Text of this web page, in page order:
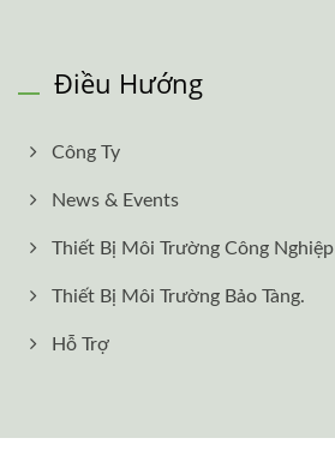
Điều Hướng
Công Ty
News & Events
Thiết Bị Môi Trường Công Nghiệp
Thiết Bị Môi Trường Bảo Tàng.
Hỗ Trợ